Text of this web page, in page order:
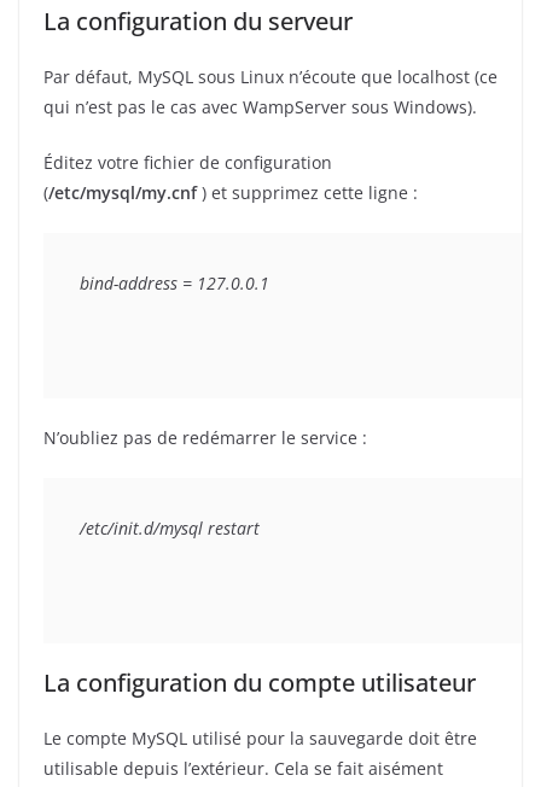
La configuration du serveur
Par défaut, MySQL sous Linux n’écoute que localhost (ce
qui n’est pas le cas avec WampServer sous Windows).
Éditez votre fichier de configuration
(/etc/mysql/my.cnf) et supprimez cette ligne :
bind-address = 127.0.0.1
N’oubliez pas de redémarrer le service :
/etc/init.d/mysql restart
La configuration du compte utilisateur
Le compte MySQL utilisé pour la sauvegarde doit être
utilisable depuis l’extérieur. Cela se fait aisément